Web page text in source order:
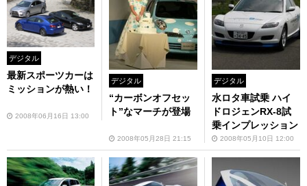
デジタル
最新スポーツカーは
ミッションが熱い！
2008年06月16日 13:00
デジタル
“カーボンオフセッ
ト”なマーチが登場
2008年05月28日 21:15
デジタル
水ロタ車試乗 ハイ
ドロジェンRX-8試
乗インプレッション
2008年05月10日 12:00